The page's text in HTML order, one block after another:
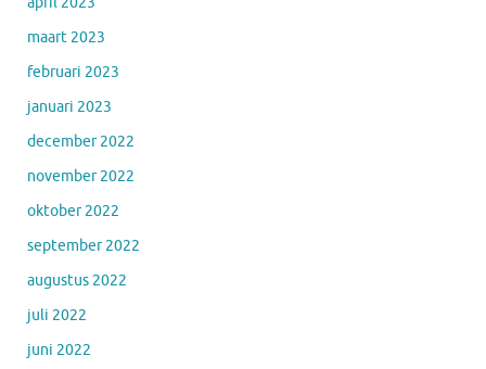
maart 2023
februari 2023
januari 2023
december 2022
november 2022
oktober 2022
september 2022
augustus 2022
juli 2022
juni 2022